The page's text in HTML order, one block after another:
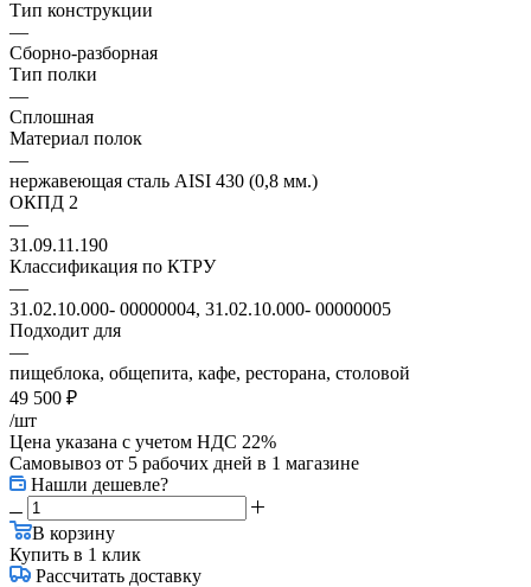
Тип конструкции
—
Сборно-разборная
Тип полки
—
Сплошная
Материал полок
—
нержавеющая сталь AISI 430 (0,8 мм.)
ОКПД 2
—
31.09.11.190
Классификация по КТРУ
—
31.02.10.000- 00000004, 31.02.10.000- 00000005
Подходит для
—
пищеблока, общепита, кафе, ресторана, столовой
49 500 ₽
/шт
Цена указана с учетом НДС 22%
Самовывоз от 5 рабочих дней в 1 магазине
Нашли дешевле?
В корзину
Купить в 1 клик
Рассчитать доставку